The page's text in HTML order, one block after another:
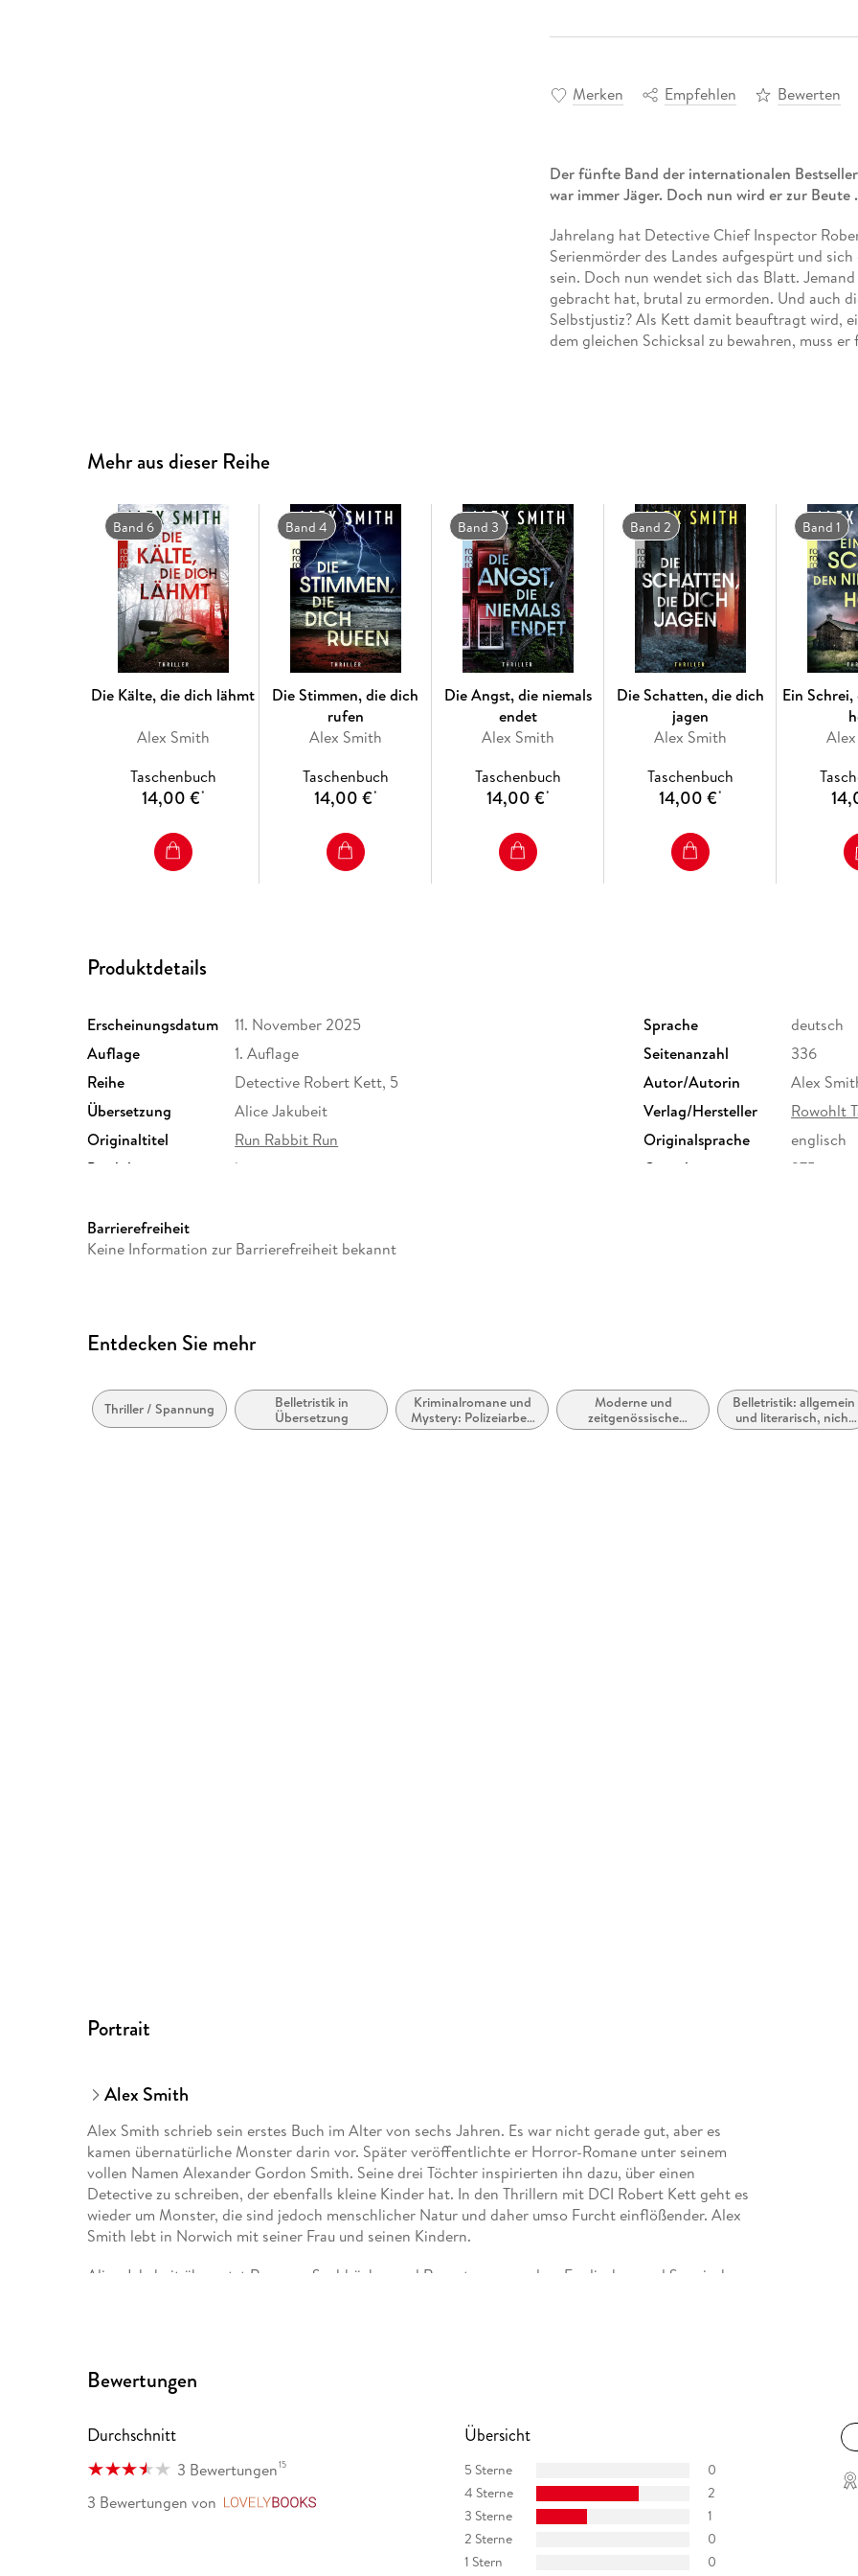
Merken Empfehlen Bewerten
Der fünfte Band der internationalen
war immer Jäger. Doch nun wird er zur Beute
Jahrelang hat Detective Chief Inspector
Serienmörder des Landes aufgespürt und
sein. Doch nun wendet sich das Blatt.
gebracht hat, brutal zu ermorden. Und auch
Selbstjustiz? Als Kett damit beauftragt wird,
dem gleichen Schicksal zu bewahren, muss
Band 4: Die Stimmen, die dich rufen
Band 5: Die Spuren, die sich verlieren
Mehr aus dieser Reihe
Band 6
Die Kälte, die dich lähmt
Alex Smith
Taschenbuch
14,00 €*
Band 4
Die Stimmen, die dich
rufen
Alex Smith
Taschenbuch
14,00 €*
Band 3
Die Angst, die niemals
endet
Alex Smith
Taschenbuch
14,00 €*
Band 2
Die Schatten, die dich
jagen
Alex Smith
Taschenbuch
14,00 €*
Band 1
Ein
Produktdetails
Erscheinungsdatum 11. November 2025 Sprache
deutsch
Auflage
1. Auflage Seitenanzahl
336
Reihe
Detective Robert Kett, 5 Autor/Autorin
Alex
Übersetzung
Alice Jakubeit Verlag/Hersteller
Rowohlt
Originaltitel
Run Rabbit Run Originalsprache
englisch
Produktart
kartoniert Gewicht
275 g
Herstelleradresse
Rowohlt Verlag GmbH, produktsicherheit@rowohlt.de
Barrierefreiheit
Keine Information zur Barrierefreiheit bekannt
Entdecken Sie mehr
Thriller / Spannung
Belletristik in
Übersetzung
Kriminalromane und
Mystery: Polizeiarbeit
& Forensik
Moderne und
zeitgenössische
Belletristik: allgemein
Belletristik: allgemein
und literarisch, nicht
nach Genre
Portrait
Alex Smith
Alex Smith schrieb sein erstes Buch im Alter von sechs Jahren. Es war nicht gerade gut, aber es
kamen übernatürliche Monster darin vor. Später veröffentlichte er Horror-Romane unter seinem
vollen Namen Alexander Gordon Smith. Seine drei Töchter inspirierten ihn dazu, über einen
Detective zu schreiben, der ebenfalls kleine Kinder hat. In den Thrillern mit DCI Robert Kett geht es
wieder um Monster, die sind jedoch menschlicher Natur und daher umso Furcht einflößender. Alex
Smith lebt in Norwich mit seiner Frau und seinen Kindern.
Alice Jakubeit übersetzt Romane, Sachbücher und Reportagen aus dem Englischen und Spanischen,
Bewertungen
Durchschnitt
3 Bewertungen15
3 Bewertungen von
Übersicht
5 Sterne
0
4 Sterne
2
3 Sterne
1
2 Sterne
0
1 Stern
0